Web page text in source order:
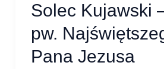
Solec Kujawski
pw.
Pana Jezusa
Solec
Kujawski
–
Parafia